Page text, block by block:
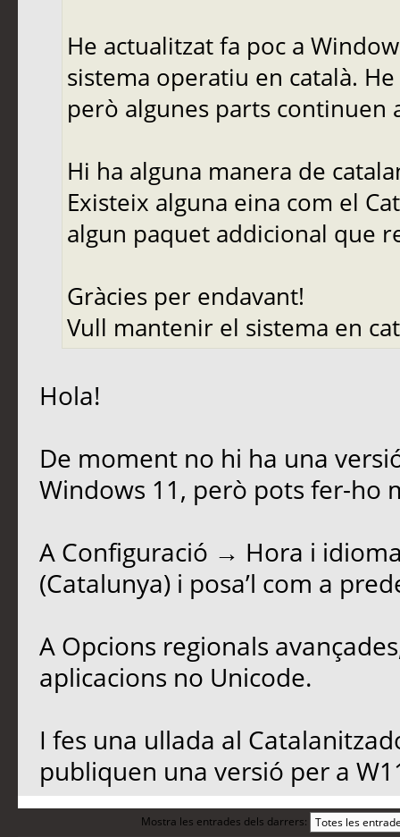
He actualitzat fa poc a
sistema operatiu en català.
però algunes parts continuen
Hi ha alguna manera de
Existeix alguna eina com el
algun paquet addicional que
Gràcies per endavant!
Vull mantenir el sistema en
Hola!
De moment no hi ha una
Windows 11, però pots fer-ho
A Configuració → Hora i
(Catalunya) i posa’l com a
A Opcions regionals
aplicacions no Unicode.
I fes una ullada al
publiquen una versió per a
Mostra les entrades dels darrers: